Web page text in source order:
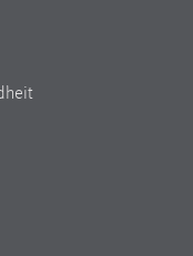
anonym.
wie